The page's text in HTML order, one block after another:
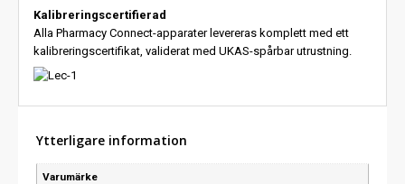
Kalibreringscertifierad
Alla Pharmacy Connect-apparater levereras komplett med ett
kalibreringscertifikat, validerat med UKAS-spårbar utrustning.
Ytterligare information
Varumärke